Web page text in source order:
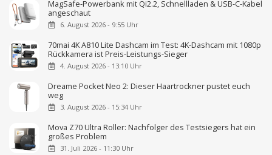
MagSafe-Powerbank mit Qi2.2, Schnellladen & USB-C-Kabel
angeschaut
6. August 2026 - 9:55 Uhr
70mai 4K A810 Lite Dashcam im Test: 4K-Dashcam mit 1080p
Rückkamera ist Preis-Leistungs-Sieger
4. August 2026 - 13:10 Uhr
Dreame Pocket Neo 2: Dieser Haartrockner pustet euch
weg
3. August 2026 - 15:34 Uhr
Mova Z70 Ultra Roller: Nachfolger des Testsiegers hat ein
großes Problem
31. Juli 2026 - 11:30 Uhr